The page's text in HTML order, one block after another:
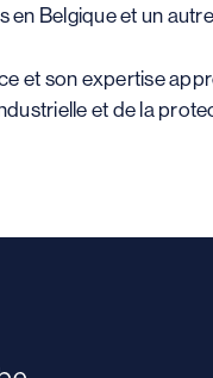
en Belgique et un
et son expertise
et de la